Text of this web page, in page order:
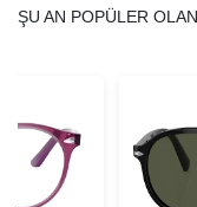
ŞU AN POPÜLER